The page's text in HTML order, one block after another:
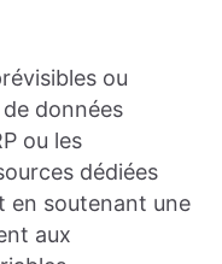
ou
données
ou les
dédiées
en soutenant une
aux